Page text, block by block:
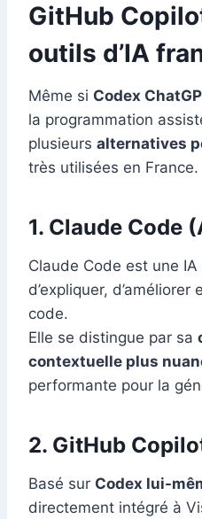
GitHub
outils d’IA
Même si Codex
la programmation
plusieurs alternatives
très utilisées en France.
1. Claude Code
Claude Code est une
d’expliquer,
code.
Elle se distingue par sa
contextuelle plus
performante pour la
2. GitHub
Basé sur Codex lui-
directement intégré à